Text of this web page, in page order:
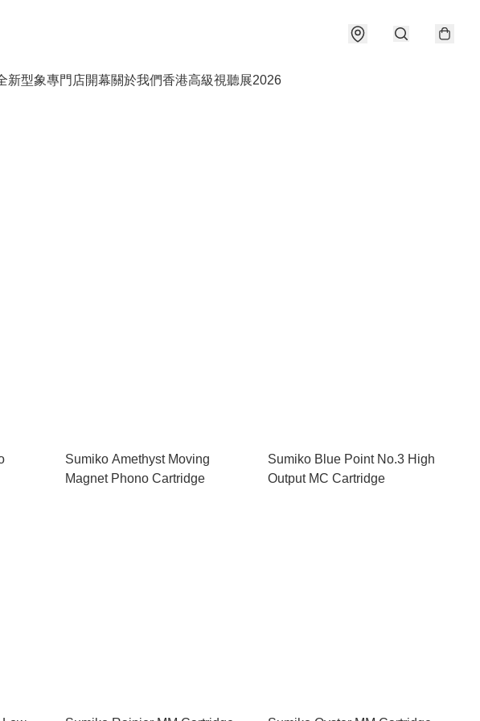
新型象專門店開幕關於我們香港高級視聽展2026
Sumiko Amethyst Moving
Magnet Phono Cartridge
Sumiko Blue Point No.3 High
Output MC Cartridge